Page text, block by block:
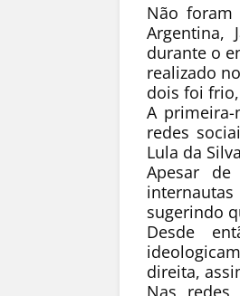
Não foram
Argentina,
durante o
realizado
dois foi
A
redes
Lula da
Apesar
sugerindo
Desde
direita,
Nas redes